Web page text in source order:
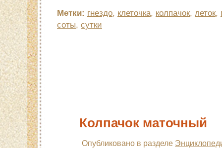
Метки: гнездо, клеточка, колпачок, леток,
соты, сутки
Колпачок маточный
Опубликовано в разделе